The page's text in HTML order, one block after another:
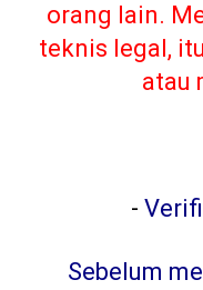
orang lain.
teknis legal,
atau
-
Sebelum